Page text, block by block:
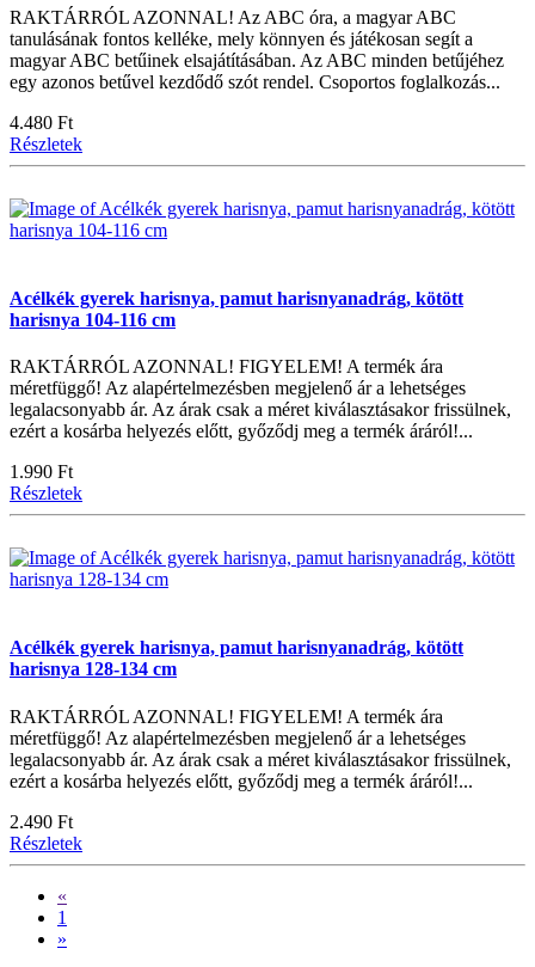
RAKTÁRRÓL AZONNAL! Az ABC óra, a magyar ABC
tanulásának fontos kelléke, mely könnyen és játékosan segít a
magyar ABC betűinek elsajátításában. Az ABC minden betűjéhez
egy azonos betűvel kezdődő szót rendel. Csoportos foglalkozás...
4.480 Ft
Részletek
Acélkék gyerek harisnya, pamut harisnyanadrág, kötött
harisnya 104-116 cm
RAKTÁRRÓL AZONNAL! FIGYELEM! A termék ára
méretfüggő! Az alapértelmezésben megjelenő ár a lehetséges
legalacsonyabb ár. Az árak csak a méret kiválasztásakor frissülnek,
ezért a kosárba helyezés előtt, győződj meg a termék áráról!...
1.990 Ft
Részletek
Acélkék gyerek harisnya, pamut harisnyanadrág, kötött
harisnya 128-134 cm
RAKTÁRRÓL AZONNAL! FIGYELEM! A termék ára
méretfüggő! Az alapértelmezésben megjelenő ár a lehetséges
legalacsonyabb ár. Az árak csak a méret kiválasztásakor frissülnek,
ezért a kosárba helyezés előtt, győződj meg a termék áráról!...
2.490 Ft
Részletek
«
1
»